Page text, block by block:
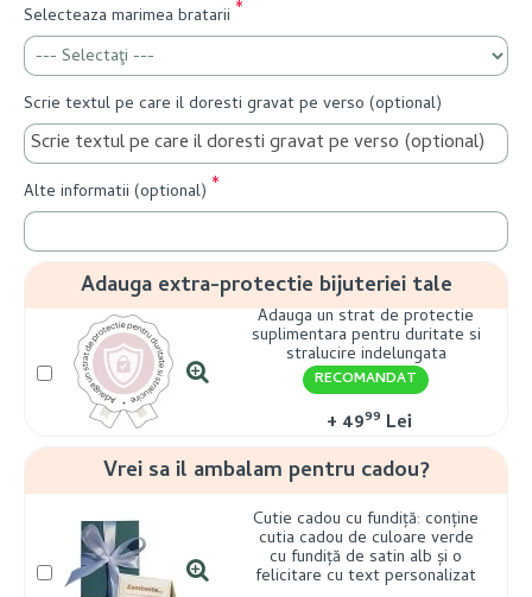
Selecteaza marimea bratarii
Scrie textul pe care il doresti gravat pe verso (optional)
Alte informatii (optional)
Adauga extra-protectie bijuteriei tale
Adauga un strat de protectie
suplimentara pentru duritate si
stralucire indelungata
RECOMANDAT
+ 4999 Lei
Vrei sa il ambalam pentru cadou?
Cutie cadou cu fundiță: conține
cutia cadou de culoare verde
cu fundiță de satin alb și o
felicitare cu text personalizat